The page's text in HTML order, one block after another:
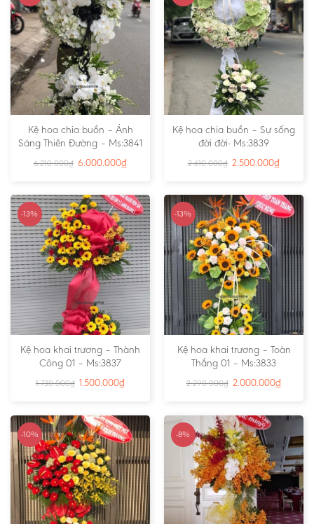
Kệ hoa chia buồn – Ánh
Sáng Thiên Đường – Ms:3841
6.210.000₫ 6.000.000₫
Kệ hoa chia buồn – Sự sống
đời đời- Ms:3839
2.610.000₫ 2.500.000₫
-13%
Kệ hoa khai trương – Thành
Công 01 – Ms:3837
1.730.000₫ 1.500.000₫
-13%
Kệ hoa khai trương – Toàn
Thắng 01 – Ms:3833
2.290.000₫ 2.000.000₫
-10% -8%